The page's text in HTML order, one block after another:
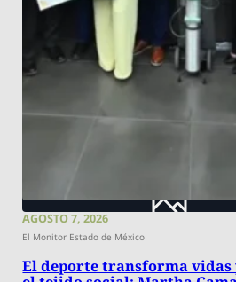
AGOSTO 7, 2026
El Monitor Estado de México
El deporte transforma vidas